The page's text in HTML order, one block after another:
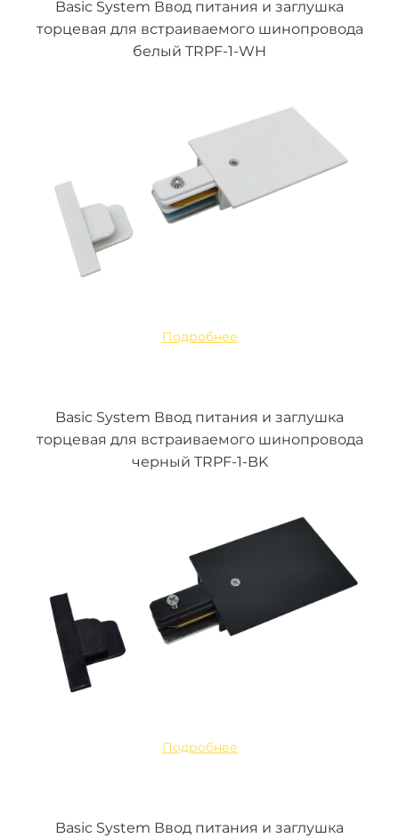
Basic System Ввод питания и заглушка
торцевая для встраиваемого шинопровода
белый TRPF-1-WH
Подробнее
Basic System Ввод питания и заглушка
торцевая для встраиваемого шинопровода
черный TRPF-1-BK
Подробнее
Basic System Ввод питания и заглушка